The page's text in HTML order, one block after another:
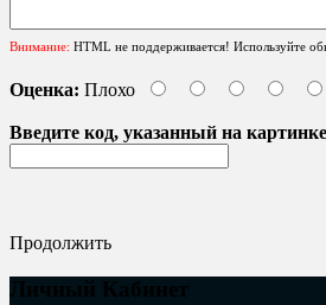
Внимание: HTML не поддерживается! Используйте
Оценка: Плохо
Введите код, указанный на
Продолжить